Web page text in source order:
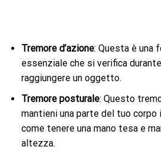
Tremore d’azione: Questa è una
essenziale che si verifica
raggiungere un oggetto.
Tremore posturale: Questo
mantieni una parte del tuo corpo
come tenere una mano tesa e
altezza.